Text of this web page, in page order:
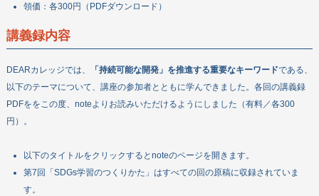
領価：各300円（PDFダウンロード）
講義録内容
DEARカレッジでは、 「持続可能な開発」を推進する重要なキーワードである、
以下のテーマについて、講座の参加者とともに学んできました。各回の講義録
PDFををこの度、noteよりお読みいただけるようにしました（有料／各300
円）。
以下のタイトルをクリックするとnoteのページを開きます。
第7回「SDGs学習のつくりかた」はすべての回の原稿に収録されていま
す。